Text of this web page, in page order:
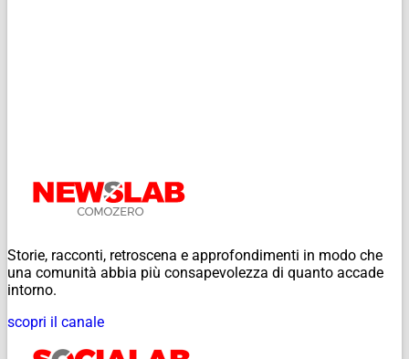
Storie, racconti, retroscena e approfondimenti in modo che
una comunità abbia più consapevolezza di quanto accade
intorno.
scopri il canale